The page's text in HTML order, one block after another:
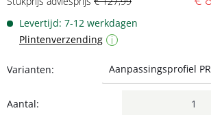
Levertijd: 7-12 werkdagen
Plintenverzending
i
Varianten:
Aantal: